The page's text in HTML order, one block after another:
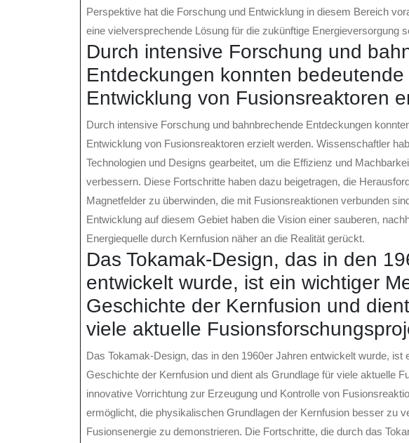
Perspektive hat die Forschung und Entwicklung in diesem Bereich
eine vielversprechende Lösung für die zukünftige Energieversorgung
Durch intensive Forschung und
Entdeckungen konnten
Entwicklung von Fusionsreaktoren
Durch intensive Forschung und bahnbrechende Entdeckungen
Entwicklung von Fusionsreaktoren erzielt werden. Wissenschaftler
Technologien und Designs gearbeitet, um die Effizienz und
verbessern. Diese Fortschritte haben dazu beigetragen, die
Magnetfelder zu überwinden, die mit Fusionsreaktionen verbunden
Entwicklung auf diesem Gebiet haben die Vision einer sauberen,
Energiequelle durch Kernfusion näher an die Realität gerückt.
Das Tokamak-Design, das in den
entwickelt wurde, ist ein wichtiger
Geschichte der Kernfusion und
viele aktuelle
Das Tokamak-Design, das in den 1960er Jahren entwickelt wurde, ist
Geschichte der Kernfusion und dient als Grundlage für viele aktuelle
innovative Vorrichtung zur Erzeugung und Kontrolle von
ermöglicht, die physikalischen Grundlagen der Kernfusion besser zu
Fusionsenergie zu demonstrieren. Die Fortschritte, die durch das